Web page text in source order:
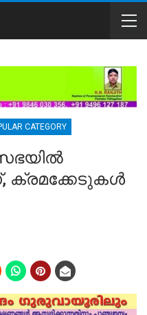
CATEGORY
ക്രമക്കേടുകൾ